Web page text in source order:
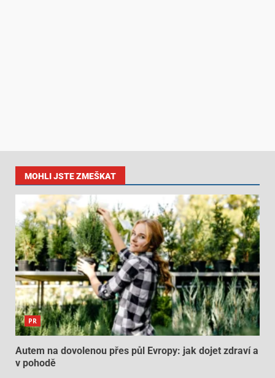
MOHLI JSTE ZMEŠKAT
PR
Autem na dovolenou přes půl Evropy: jak dojet zdraví a
v pohodě